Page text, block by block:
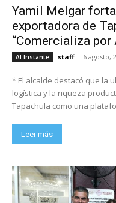
Yamil Melgar
exportadora de
“Comercializa por
Al Instante staff - 6 agosto,
* El alcalde destacó que la
logística y la riqueza
Tapachula como una
Leer más